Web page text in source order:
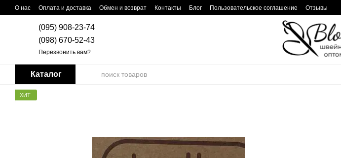
Перейти к основному контенту
О нас Оплата и доставка Обмен и возврат Контакты Блог Пользовательское соглашение Отзывы
(095) 908-23-74
(098) 670-52-43
Перезвонить вам?
Каталог
ХИТ